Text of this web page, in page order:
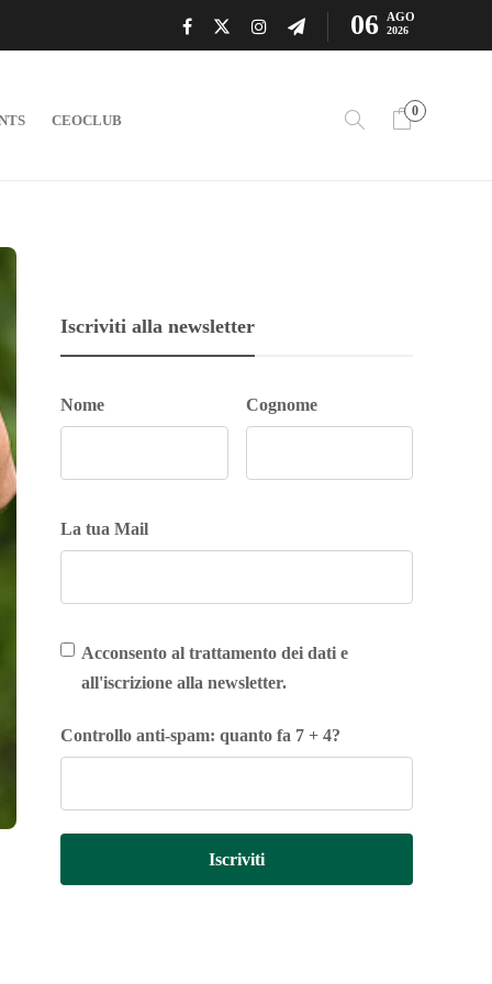
06 AGO
2026
CEOCLUB
0
Iscriviti alla newsletter
Nome Cognome
La tua Mail
Acconsento al trattamento dei dati e
all'iscrizione alla newsletter.
Controllo anti-spam: quanto fa 7 + 4?
Iscriviti